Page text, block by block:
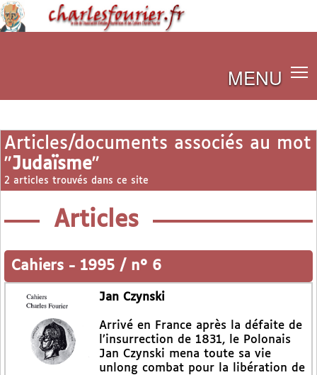
MENU
Articles/documents associés au mot
"Judaïsme"
2 articles trouvés dans ce site
Articles
Cahiers - 1995 / n° 6
Jan Czynski
Arrivé en France après la défaite de
l’insurrection de 1831, le Polonais
Jan Czynski mena toute sa vie
unlong combat pour la libération de